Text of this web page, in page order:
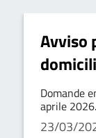
Avviso
anziani
Domande
aprile 2026.
23/03/